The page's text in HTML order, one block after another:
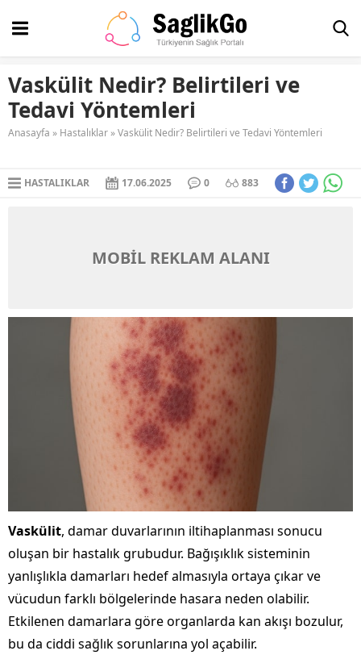
Vaskülit Nedir? Belirtileri ve
Tedavi Yöntemleri
Anasayfa » Hastalıklar»Vaskülit Nedir? Belirtileri ve Tedavi Yöntemleri
HASTALIKLAR 17.06.2025 0 883
MOBİL REKLAM ALANI
Vaskülit, damar duvarlarının iltihaplanması sonucu
oluşan bir hastalık grubudur. Bağışıklık sisteminin
yanlışlıkla damarları hedef almasıyla ortaya çıkar ve
vücudun farklı bölgelerinde hasara neden olabilir.
Etkilenen damarlara göre organlarda kan akışı bozulur,
bu da ciddi sağlık sorunlarına yol açabilir.